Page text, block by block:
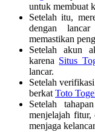
untuk membuat
Setelah itu,
dengan
memastikan
Setelah akun
karena Situs
lancar.
Setelah
berkat Toto
Setelah
menjelajah
menjaga